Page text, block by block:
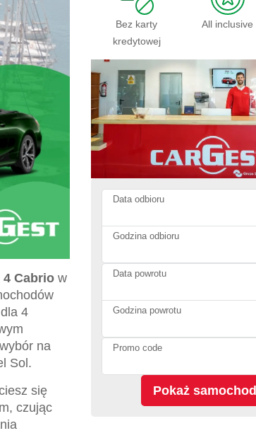
4 Cabrio w
4
na
Sol.
się
czując
Bez karty
kredytowej
All inclusive
Data odbioru
Godzina odbioru
Data powrotu
Godzina powrotu
Promo code